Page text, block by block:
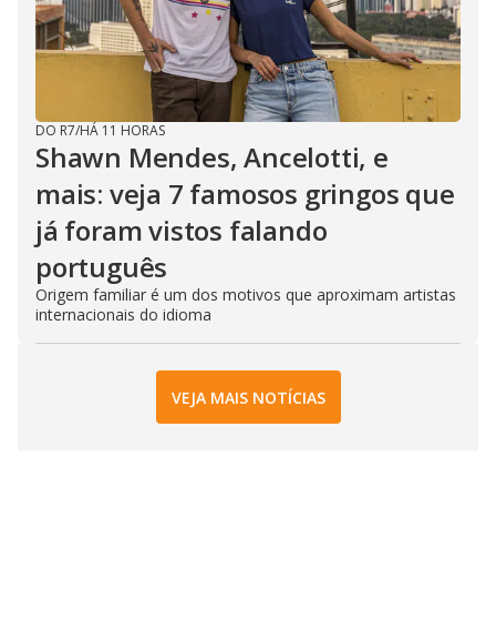
DO R7/HÁ 11 HORAS
Shawn Mendes, Ancelotti, e
mais: veja 7 famosos gringos que
já foram vistos falando
português
Origem familiar é um dos motivos que aproximam artistas
internacionais do idioma
VEJA MAIS NOTÍCIAS